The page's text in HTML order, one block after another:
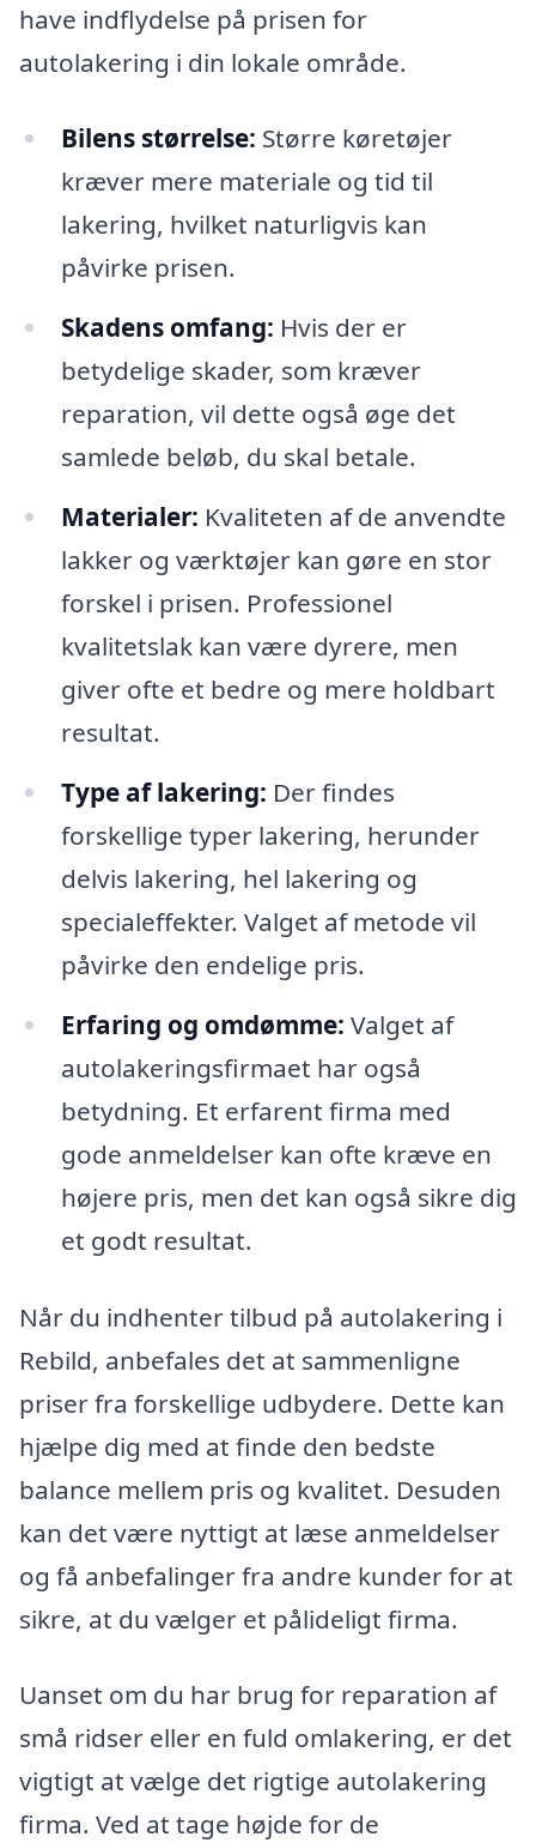
have indflydelse på prisen for
autolakering i din lokale område.
Bilens størrelse: Større køretøjer
kræver mere materiale og tid til
lakering, hvilket naturligvis kan
påvirke prisen.
Skadens omfang: Hvis der er
betydelige skader, som kræver
reparation, vil dette også øge det
samlede beløb, du skal betale.
Materialer: Kvaliteten af de anvendte
lakker og værktøjer kan gøre en stor
forskel i prisen. Professionel
kvalitetslak kan være dyrere, men
giver ofte et bedre og mere holdbart
resultat.
Type af lakering: Der findes
forskellige typer lakering, herunder
delvis lakering, hel lakering og
specialeffekter. Valget af metode vil
påvirke den endelige pris.
Erfaring og omdømme: Valget af
autolakeringsfirmaet har også
betydning. Et erfarent firma med
gode anmeldelser kan ofte kræve en
højere pris, men det kan også sikre dig
et godt resultat.
Når du indhenter tilbud på autolakering i
Rebild, anbefales det at sammenligne
priser fra forskellige udbydere. Dette kan
hjælpe dig med at finde den bedste
balance mellem pris og kvalitet. Desuden
kan det være nyttigt at læse anmeldelser
og få anbefalinger fra andre kunder for at
sikre, at du vælger et pålideligt firma.
Uanset om du har brug for reparation af
små ridser eller en fuld omlakering, er det
vigtigt at vælge det rigtige autolakering
firma. Ved at tage højde for de